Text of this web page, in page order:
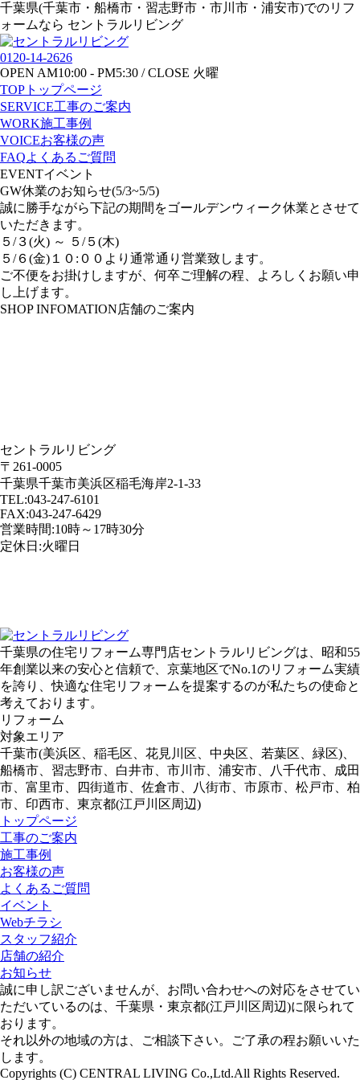
千葉県(千葉市・船橋市・習志野市・市川市・浦安市)でのリフ
ォームなら セントラルリビング
0120-14-2626
OPEN AM10:00 - PM5:30 / CLOSE 火曜
TOP トップページ
SERVICE工事のご案内
WORK施工事例
VOICEお客様の声
FAQよくあるご質問
EVENTイベント
GW休業のお知らせ(5/3~5/5)
誠に勝手ながら下記の期間をゴールデンウィーク休業とさせて
いただきます。
５/３(火) ～ ５/５(木)
５/６(金)１０:００より通常通り営業致します。
ご不便をお掛けしますが、何卒ご理解の程、よろしくお願い申
し上げます。
SHOP INFOMATION店舗のご案内
セントラルリビング
〒261-0005
千葉県千葉市美浜区稲毛海岸2-1-33
TEL:043-247-6101
FAX:043-247-6429
営業時間:10時～17時30分
定休日:火曜日
千葉県の住宅リフォーム専門店セントラルリビングは、昭和55
年創業以来の安心と信頼で、京葉地区でNo.1のリフォーム実績
を誇り、快適な住宅リフォームを提案するのが私たちの使命と
考えております。
リフォーム
対象エリア
千葉市(美浜区、稲毛区、花見川区、中央区、若葉区、緑区)、
船橋市、習志野市、白井市、市川市、浦安市、八千代市、成田
市、富里市、四街道市、佐倉市、八街市、市原市、松戸市、柏
市、印西市、東京都(江戸川区周辺)
トップページ
工事のご案内
施工事例
お客様の声
よくあるご質問
イベント
Webチラシ
スタッフ紹介
店舗の紹介
お知らせ
誠に申し訳ございませんが、お問い合わせへの対応をさせてい
ただいているのは、千葉県・東京都(江戸川区周辺)に限られて
おります。
それ以外の地域の方は、ご相談下さい。ご了承の程お願いいた
します。
Copyrights (C) CENTRAL LIVING Co.,Ltd.All Rights Reserved.